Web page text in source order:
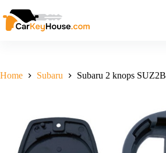
naar
de
Home Subaru Subaru 2 knops SUZ2B